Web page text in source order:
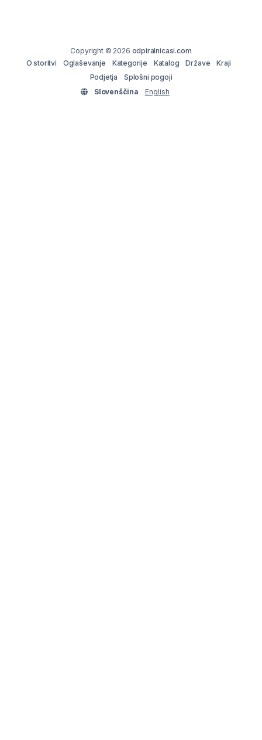
Copyright © 2026 odpiralnicasi.com
O storitvi
Oglaševanje Kategorije Katalog Države
Kraji
Podjetja
Splošni pogoji
Slovenščina
English